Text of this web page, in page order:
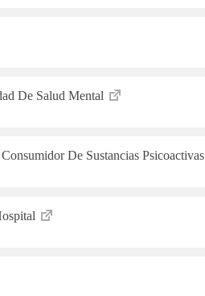
De Salud Mental
De Sustancias Psicoactivas